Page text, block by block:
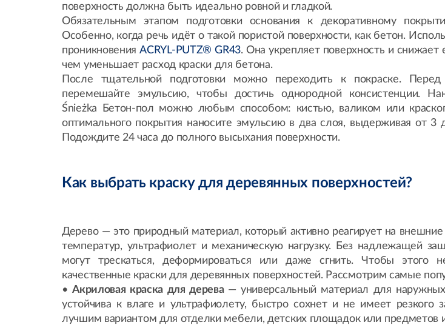
поверхность должна быть идеально ровной и гладкой.
Обязательным этапом подготовки основания к декоративному
Особенно, когда речь идёт о такой пористой поверхности, как бетон.
проникновенияACRYL-PUTZ® GR43. Она укрепляет поверхность и
чем уменьшает расход краски для бетона.
После тщательной подготовки можно переходить к покраске. Перед
перемешайте эмульсию, чтобы достичь однородной консистенции.
Śnieżka Бетон-пол можно любым способом: кистью, валиком или
оптимального покрытия наносите эмульсию в два слоя, выдерживая от
Подождите 24 часа до полного высыхания поверхности.
Как выбрать краску для деревянных поверхностей?
Дерево — это природный материал, который активно реагирует на
температур, ультрафиолет и механическую нагрузку. Без надлежащей
могут трескаться, деформироваться или даже сгнить. Чтобы этого
качественные краски для деревянных поверхностей. Рассмотрим самые
•Акриловая краска для дерева — универсальный материал для
устойчива к влаге и ультрафиолету, быстро сохнет и не имеет резкого
лучшим вариантом для отделки мебели, детских площадок или предметов